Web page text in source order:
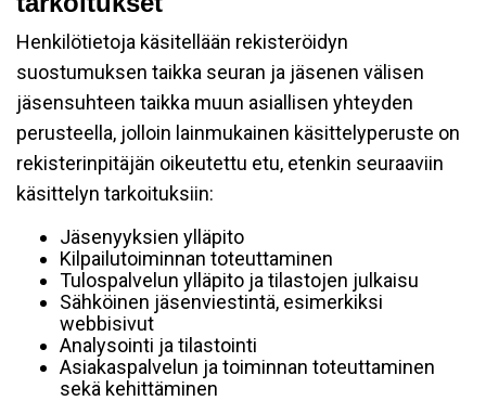
Henkilötietoja käsitellään rekisteröidyn
suostumuksen taikka seuran ja jäsenen välisen
jäsensuhteen taikka muun asiallisen yhteyden
perusteella, jolloin lainmukainen käsittelyperuste on
rekisterinpitäjän oikeutettu etu, etenkin seuraaviin
käsittelyn tarkoituksiin:
Jäsenyyksien ylläpito
Kilpailutoiminnan toteuttaminen
Tulospalvelun ylläpito ja tilastojen julkaisu
Sähköinen jäsenviestintä, esimerkiksi
webbisivut
Analysointi ja tilastointi
Asiakaspalvelun ja toiminnan toteuttaminen
sekä kehittäminen